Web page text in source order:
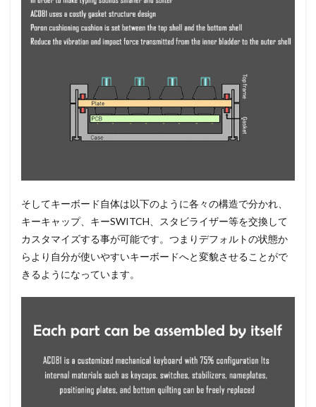
そしてキーボード自体は以下のように各々の構造で分かれ、
キーキャップ、キーSWITCH、スタビライザー等を交換して
カスタマイズする事が可能です。つまりデフォルトの状態か
らより自分が使いやすいキーボードへと変貌させることがで
きるようになっています。